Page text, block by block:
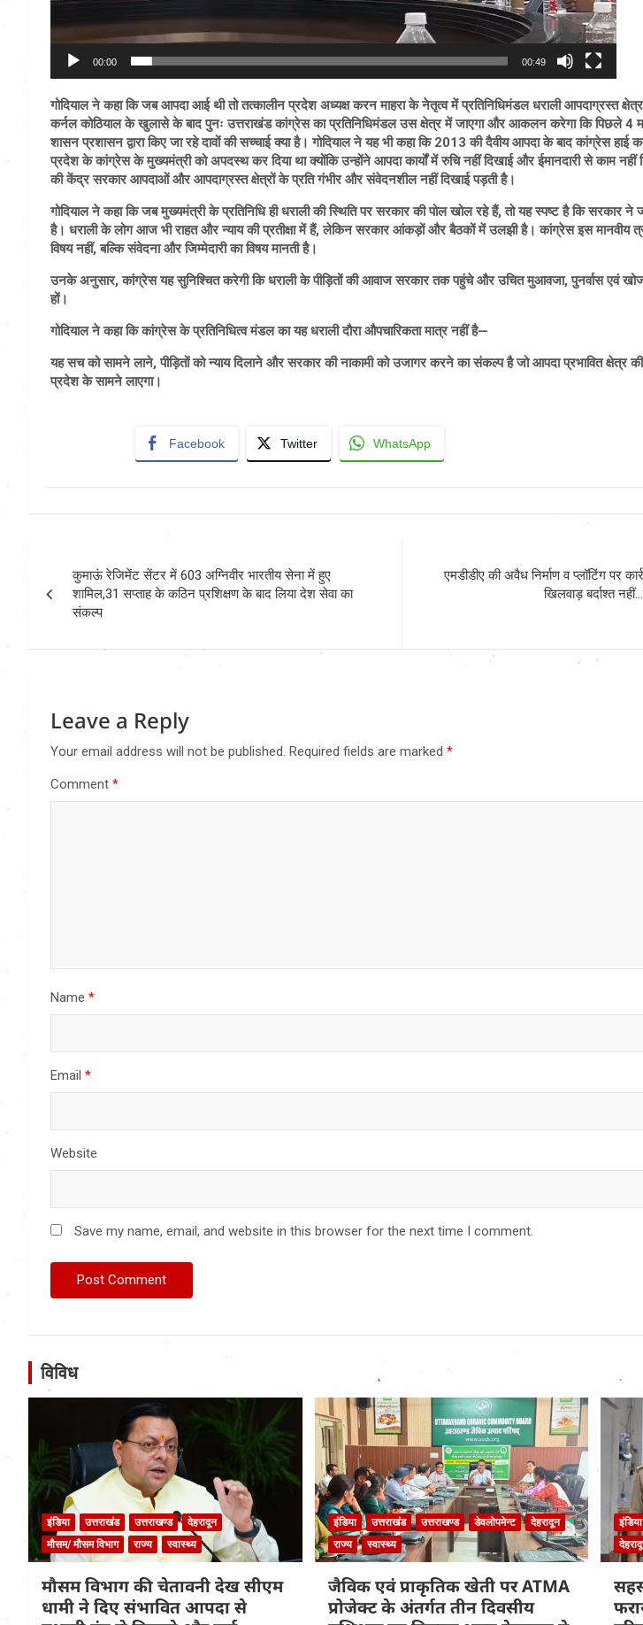
00:00 00:49
गोदियाल ने कहा कि जब आपदा आई थी तो तत्कालीन प्रदेश अध्यक्ष करन माहरा के नेतृत्व में प्रतिनिधिमंडल धराली आपदाग्रस्त
कर्नल कोठियाल के खुलासे के बाद पुनः उत्तराखंड कांग्रेस का प्रतिनिधिमंडल उस क्षेत्र में जाएगा और आकलन करेगा कि पिछले 4
शासन प्रशासन द्वारा किए जा रहे दावों की सच्चाई क्या है। गोदियाल ने यह भी कहा कि 2013 की दैवीय आपदा के बाद कांग्रेस हाई
प्रदेश के कांग्रेस के मुख्यमंत्री को अपदस्थ कर दिया था क्योंकि उन्होंने आपदा कार्यों में रुचि नहीं दिखाई और ईमानदारी से काम नहीं
की केंद्र सरकार आपदाओं और आपदाग्रस्त क्षेत्रों के प्रति गंभीर और संवेदनशील नहीं दिखाई पड़ती है।
गोदियाल ने कहा कि जब मुख्यमंत्री के प्रतिनिधि ही धराली की स्थिति पर सरकार की पोल खोल रहे हैं, तो यह स्पष्ट है कि सरकार ने
है। धराली के लोग आज भी राहत और न्याय की प्रतीक्षा में हैं, लेकिन सरकार आंकड़ों और बैठकों में उलझी है। कांग्रेस इस मानवीय
विषय नहीं, बल्कि संवेदना और जिम्मेदारी का विषय मानती है।
उनके अनुसार, कांग्रेस यह सुनिश्चित करेगी कि धराली के पीड़ितों की आवाज सरकार तक पहुंचे और उचित मुआवजा, पुनर्वास एवं
हों।
गोदियाल ने कहा कि कांग्रेस के प्रतिनिधित्व मंडल का यह धराली दौरा औपचारिकता मात्र नहीं है—
यह सच को सामने लाने, पीड़ितों को न्याय दिलाने और सरकार की नाकामी को उजागर करने का संकल्प है जो आपदा प्रभावित क्षेत्र की
प्रदेश के सामने लाएगा।
Facebook Twitter WhatsApp
navigation
कुमाऊं रेजिमेंट सेंटर में 603 अग्निवीर भारतीय सेना में हुए
शामिल,31 सप्ताह के कठिन प्रशिक्षण के बाद लिया देश सेवा का
संकल्प
एमडीडीए की अवैध निर्माण व प्लॉटिंग पर
खिलवाड़ बर्दाश्त
Leave a Reply
Your email address will not be published. Required fields are marked *
Comment *
Name *
Email *
Website
Save my name, email, and website in this browser for the next time I comment.
विविध
इंडिया उत्तराखंड उत्तराखण्ड
देहरादून
मौसम/ मौसम विभाग
राज्य स्वास्थ्य
मौसम विभाग की चेतावनी देख सीएम
धामी ने दिए संभावित आपदा से
इंडिया उत्तराखंड उत्तराखण्ड डेवलोपमेन्ट
देहरादून
राज्य
स्वास्थ्य
जैविक एवं प्राकृतिक खेती पर ATMA
प्रोजेक्ट के अंतर्गत तीन दिवसीय
इंडिया